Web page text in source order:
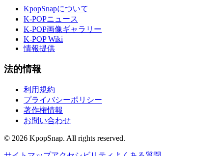
KpopSnapについて
K-POPニュース
K-POP画像ギャラリー
K-POP Wiki
情報提供
法的情報
利用規約
プライバシーポリシー
著作権情報
お問い合わせ
© 2026 KpopSnap. All rights reserved.